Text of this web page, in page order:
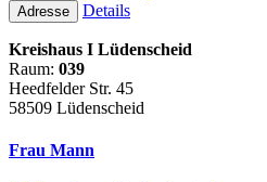
Adresse Details
Kreishaus I Lüdenscheid
Raum: 039
Heedfelder Str. 45
58509 Lüdenscheid
Frau Mann